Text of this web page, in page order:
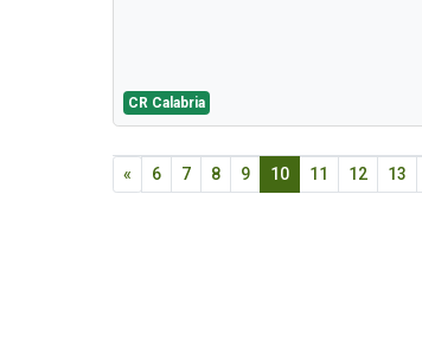
CR Calabria
« 6 7 8 9 10 11 12 13